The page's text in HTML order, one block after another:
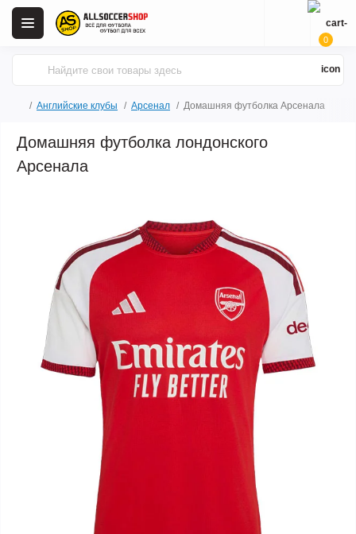
0
Английские клубы Арсенал Домашняя футболка Арсенала
Домашняя футболка лондонского
Арсенала